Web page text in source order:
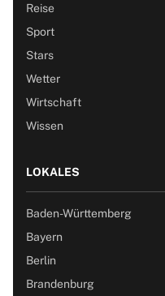
Reise
Sport
Stars
Wetter
Wirtschaft
Wissen
LOKALES
Baden-Württemberg
Bayern
Berlin
Brandenburg